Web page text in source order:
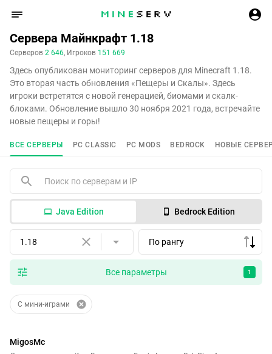
Сервера Майнкрафт 1.18
Серверов 2 646, Игроков 151 669
Здесь опубликован мониторинг серверов для Minecraft 1.18.
Это вторая часть обновления «Пещеры и Скалы». Здесь
игроки встретятся с новой генерацией, биомами и скалк-
блоками. Обновление вышло 30 ноября 2021 года, встречайте
новые пещеры и горы!
ВСЕ СЕРВЕРЫ PC CLASSIC PC MODS BEDROCK НОВЫЕ
Java Edition Bedrock Edition
1.18 По рангу
Все параметры 1
С мини-играми
MigosMc